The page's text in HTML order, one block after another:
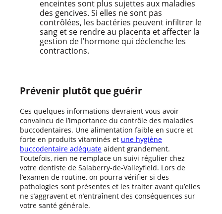
enceintes sont plus sujettes aux maladies
des gencives. Si elles ne sont pas
contrôlées, les bactéries peuvent infiltrer le
sang et se rendre au placenta et affecter la
gestion de l’hormone qui déclenche les
contractions.
Prévenir plutôt que guérir
Ces quelques informations devraient vous avoir
convaincu de l’importance du contrôle des maladies
buccodentaires. Une alimentation faible en sucre et
forte en produits vitaminés et une hygiène
buccodentaire adéquate aident grandement.
Toutefois, rien ne remplace un suivi régulier chez
votre dentiste de Salaberry-de-Valleyfield. Lors de
l’examen de routine, on pourra vérifier si des
pathologies sont présentes et les traiter avant qu’elles
ne s’aggravent et n’entraînent des conséquences sur
votre santé générale.